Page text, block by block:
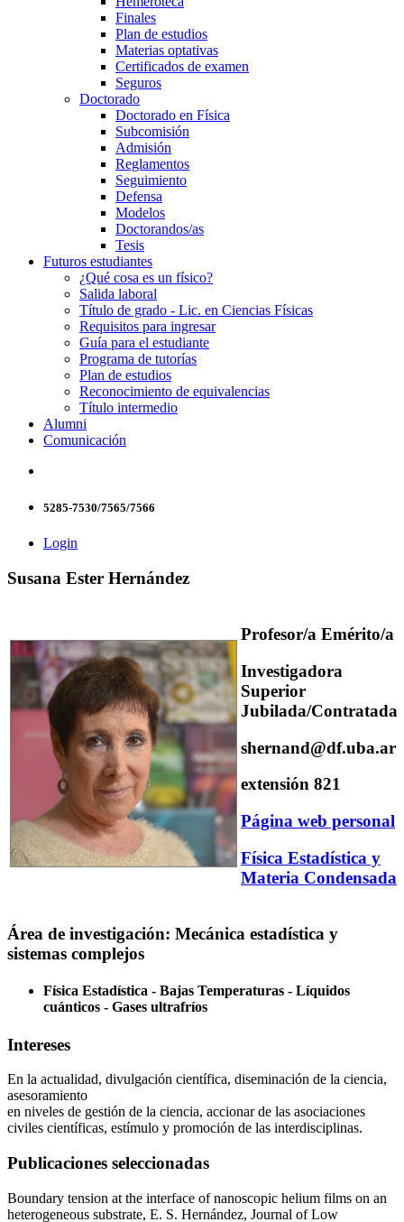
Finales
Plan de estudios
Materias optativas
Certificados de examen
Seguros
Doctorado
Doctorado en Física
Subcomisión
Admisión
Reglamentos
Seguimiento
Defensa
Modelos
Doctorandos/as
Tesis
Futuros estudiantes
¿Qué cosa es un físico?
Salida laboral
Título de grado - Lic. en Ciencias Físicas
Requisitos para ingresar
Guía para el estudiante
Programa de tutorías
Plan de estudios
Reconocimiento de equivalencias
Título intermedio
Alumni
Comunicación
5285-7530/7565/7566
Login
Susana Ester Hernández
Profesor/a Emérito/a
Investigadora
Superior
Jubilada/Contratada
shernand@df.uba.ar
extensión 821
Página web personal
Física Estadística y
Materia Condensada
Área de investigación: Mecánica estadística y
sistemas complejos
Física Estadística - Bajas Temperaturas - Líquidos
cuánticos - Gases ultrafríos
Intereses
En la actualidad, divulgación científica, diseminación de la ciencia,
asesoramiento
en niveles de gestión de la ciencia, accionar de las asociaciones
civiles científicas, estímulo y promoción de las interdisciplinas.
Publicaciones seleccionadas
Boundary tension at the interface of nanoscopic helium films on an
heterogeneous substrate, E. S. Hernández, Journal of Low